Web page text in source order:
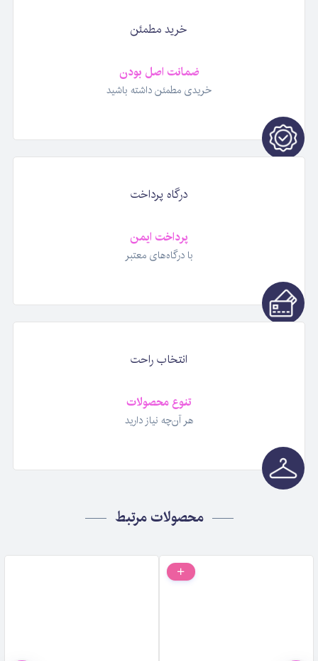
خرید مطمئن
ضمانت اصل بودن
خریدی مطمئن داشته باشید
درگاه پرداخت
پرداخت ایمن
با درگاه‌های معتبر
انتخاب راحت
تنوع محصولات
هر آن‌چه نیاز دارید
محصولات مرتبط